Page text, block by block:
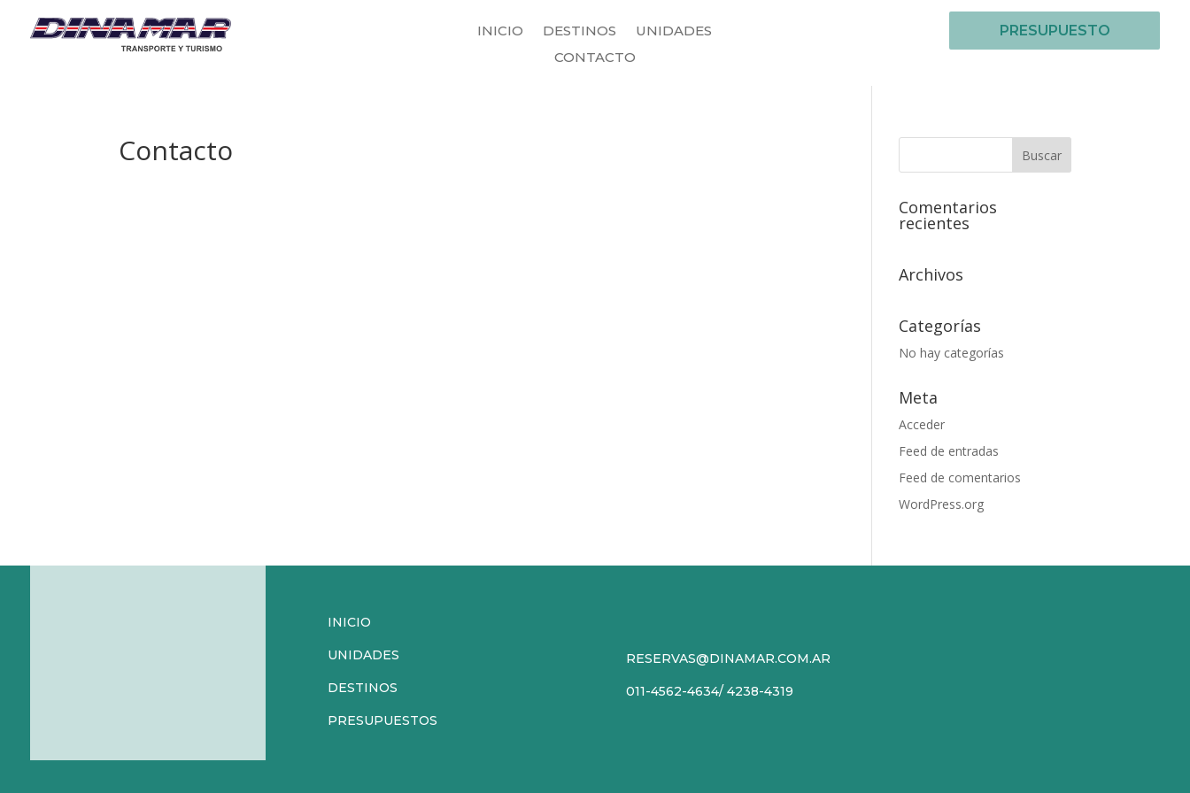
INICIO DESTINOS
UNIDADES
CONTACTO
PRESUPUESTO
Contacto
Comentarios
recientes
Archivos
Categorías
No hay categorías
Meta
Acceder
Feed de entradas
Feed de comentarios
WordPress.org
INICIO
UNIDADES
DESTINOS
PRESUPUESTOS
RESERVAS@DINAMAR.COM.AR
011-4562-4634/ 4238-4319